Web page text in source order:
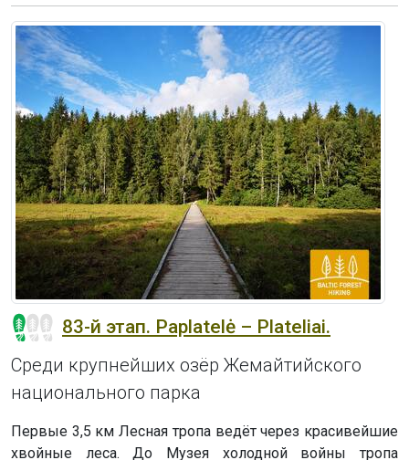
83-й этап. Paplatelė – Plateliai.
Среди крупнейших озёр Жемайтийского
национального парка
Первые 3,5 км Лесная тропа ведёт через красивейшие
хвойные леса. До Музея холодной войны тропа